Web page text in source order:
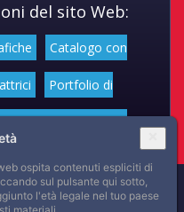
del sito Web:
Catalogo con
Portfolio di
tutti i membri e le
ospita contenuti espliciti di
sul pulsante qui sotto,
l'età legale nel tuo paese